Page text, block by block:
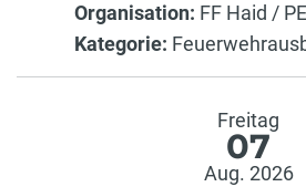
Organisation: FF Haid / PE
Kategorie:
Freitag
07
Aug. 2026